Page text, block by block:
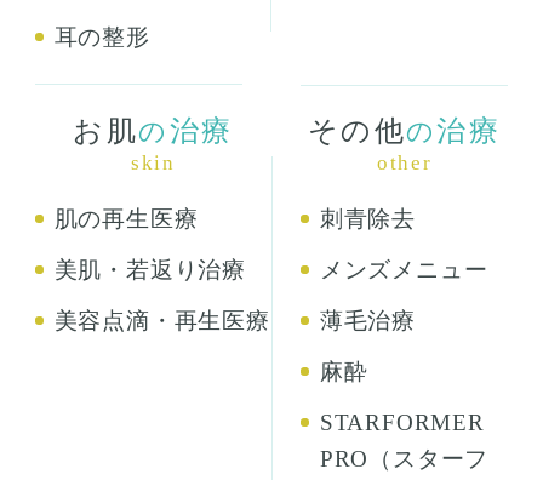
耳の整形
お肌の 治療
skin
肌の再生医療
美肌・若返り治療
美容点滴・再生医療
その他の治療
other
刺青除去
メンズメニュー
薄毛治療
麻酔
STARFORMER
PRO（スターフ